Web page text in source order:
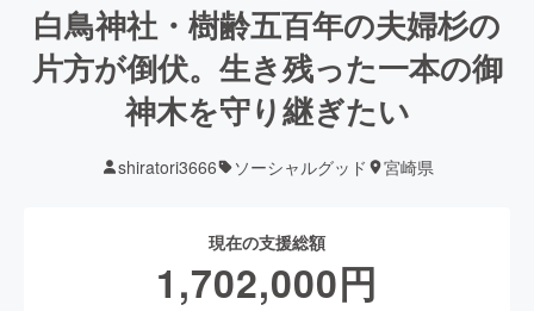
白鳥神社・樹齢五百年の夫婦杉の
片方が倒伏。生き残った一本の御
神木を守り継ぎたい
shiratori3666 ソーシャルグッド 宮崎県
現在の支援総額
1,702,000円